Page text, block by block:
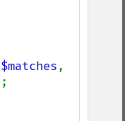
$matches